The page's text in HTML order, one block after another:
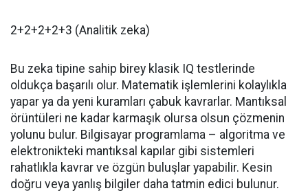
2+2+2+2+3 (Analitik zeka)
Bu zeka tipine sahip birey klasik IQ testlerinde
oldukça başarılı olur. Matematik işlemlerini kolaylıkla
yapar ya da yeni kuramları çabuk kavrarlar. Mantıksal
örüntüleri ne kadar karmaşık olursa olsun çözmenin
yolunu bulur. Bilgisayar programlama – algoritma ve
elektronikteki mantıksal kapılar gibi sistemleri
rahatlıkla kavrar ve özgün buluşlar yapabilir. Kesin
doğru veya yanlış bilgiler daha tatmin edici bulunur.